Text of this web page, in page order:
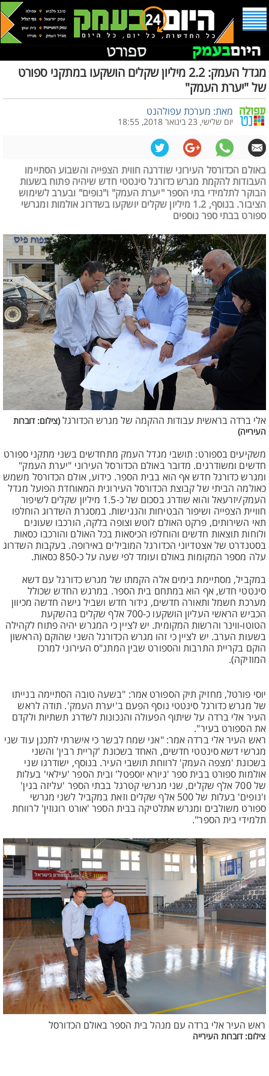
מגדל העמק: 2.2 מיליון שקלים הושקעו במתקני ספורט
של "יערת העמק"
מאת: מערכת עפולהנט
יום שלישי, 23 בינואר 2018, 18:55
באולם הכדורסל העירוני שודרגה חווית הצפייה והשבוע הסתיימו
העבודות להקמת מגרש כדורגל סינטטי חדש שיהיה פתוח בשעות
הבוקר לתלמידי בתי הספר "יערת העמק" ו"נופים" ובערב לשימוש
הציבור. בנוסף, 1.2 מיליון שקלים יושקעו בשדרוג אולמות ומגרשי
ספורט בבתי ספר נוספים
אלי ברדה בראשית עבודות ההקמה של מגרש הכדורגל (צילום: דוברות
העירייה)
משקיעים בספורט: תושבי מגדל העמק מתחדשים בשני מתקני ספורט
חדשים ומשודרגים. מדובר באולם הכדורסל העירוני "יערת העמק"
ומגרש כדורגל חדש אף הוא בבית הספר. כידוע, אולם הכדורסל משמש
כאולמה הביתי של קבוצת הכדורסל העירונית המאוחדת הפועל מגדל
העמק/יזרעאל והוא שודרג בסכום של כ-1.5 מיליון שקלים לשיפור
חוויית הצפייה ושיפור הבטיחות והנגישות. במסגרת השדרוג הוחלפו
תאי השירותים, פרקט האולם לוטש וצופה בלקה, הורכבו שעונים
ולוחות תוצאות חדשים והוחלפו הכיסאות בכל האולם והורכבו כסאות
בסטנדרט של אצטדיוני הכדורגל המובילים באירופה. בעקבות השדרוג
עלה מספר המקומות באולם ועומד לפי שעה על כ-850 כסאות.
במקביל, מסתיימת בימים אלה הקמתו של מגרש כדורגל עם דשא
סינטטי חדש, אף הוא במתחם בית הספר. במרגש החדש שכולל
מערכת חשמל ותאורה חדשים, גידור חדש ושביל גישה חדשה מכיוון
הכביש הראשי העליון הושקעו כ-700 אלף שקלים בהשקעת
הטוטו-ווינר והרשות המקומית. יש לציין כי המגרש יהיה פתוח לקהילה
בשעות הערב. יש לציין כי זהו מגרש הכדורגל השני שהוקם (הראשון
הוקם בקריית התרבות והספורט שבין המתנ"ס העירוני למרכז
המוזיקה).
יוסי פורטל, מחזיק תיק הספורט אמר: "בשעה טובה הסתיימה בנייתו
של מגרש כדורגל סינטטי נוסף הפעם ב'יערת העמק'. תודה לראש
העיר אלי ברדה על שיתוף הפעולה והנכונות לשדרג תשתיות ולקדם
את הספורט בעיר".
ראש העיר אלי ברדה אמר: "אני שמח לבשר כי אישרתי לתכנן עוד שני
מגרשי דשא סינטטי חדשים, האחד בשכונת 'קריית רבין' והשני
בשכונת 'מצפה העמק' לרווחת תושבי העיר. בנוסף, ישודרגו שני
אולמות ספורט בבית ספר 'גיורא יוספטל' ובית הספר 'עילאי' בעלות
של 700 אלף שקלים, שני מגרשי קטרגל בבתי הספר 'עליזה בגין'
ו'נופים' בעלות של 500 אלף שקלים וזאת במקביל לשני מגרשי
ספורט משולבים ומגרש אתלטיקה בבית הספר 'אורט רוגוזין' לרווחת
תלמידי בית הספר".
ראש העיר אלי ברדה עם מנהל בית הספר באולם הכדורסל
צילום: דוברות העירייה